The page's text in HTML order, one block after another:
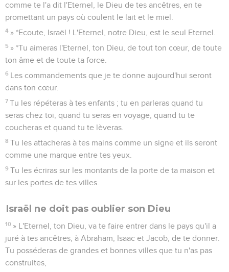
comme te l'a dit l'Eternel, le Dieu de tes ancêtres, en te
promettant un pays où coulent le lait et le miel.
4 » *Ecoute, Israël ! L'Eternel, notre Dieu, est le seul Eternel.
5 » *Tu aimeras l'Eternel, ton Dieu, de tout ton cœur, de toute
ton âme et de toute ta force.
6 Les commandements que je te donne aujourd'hui seront
dans ton cœur.
7 Tu les répéteras à tes enfants ; tu en parleras quand tu
seras chez toi, quand tu seras en voyage, quand tu te
coucheras et quand tu te lèveras.
8 Tu les attacheras à tes mains comme un signe et ils seront
comme une marque entre tes yeux.
9 Tu les écriras sur les montants de la porte de ta maison et
sur les portes de tes villes.
Israël ne doit pas oublier son Dieu
10 » L'Eternel, ton Dieu, va te faire entrer dans le pays qu'il a
juré à tes ancêtres, à Abraham, Isaac et Jacob, de te donner.
Tu posséderas de grandes et bonnes villes que tu n'as pas
construites,